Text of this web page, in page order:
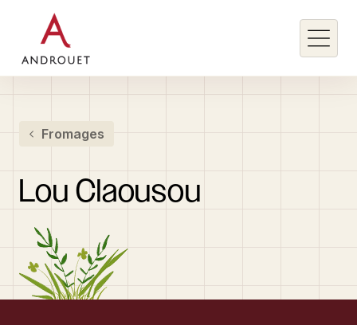
Rechercher un mot clé
Fromages
Lou Claousou